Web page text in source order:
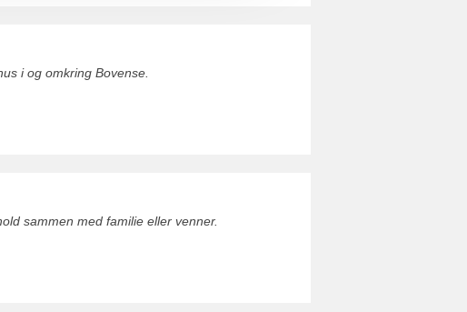
i og omkring Bovense.
sammen med familie eller venner.